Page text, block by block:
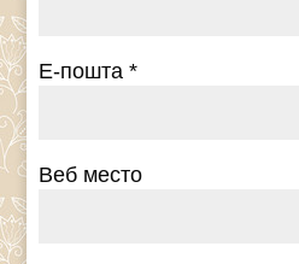
Е-пошта*
Веб место